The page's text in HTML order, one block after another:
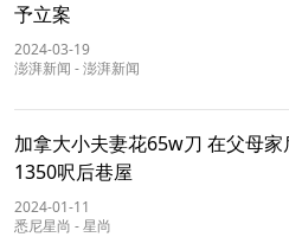
予立案
2024-03-19
澎湃新闻 -澎湃新闻
加拿大小夫妻花65w刀 在父母家
1350呎后巷屋
2024-01-11
悉尼星尚 -星尚